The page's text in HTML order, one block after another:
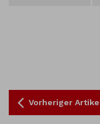
Vorheriger